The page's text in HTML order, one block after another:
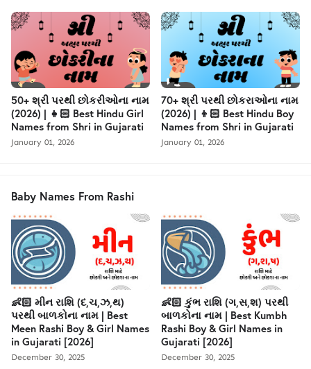
50+ શ્રી પરથી છોકરીઓના નામ
(2026) | 👧🏻 Best Hindu Girl
Names from Shri in Gujarati
January 01, 2026
70+ શ્રી પરથી છોકરાઓના નામ
(2026) | 👦🏻 Best Hindu Boy
Names from Shri in Gujarati
January 01, 2026
Baby Names From Rashi
👶🏻 મીન રાશિ (દ,ચ,ઝ,થ)
પરથી બાળકોના નામ | Best
Meen Rashi Boy & Girl Names
in Gujarati [2026]
December 30, 2025
👶🏻 કુંભ રાશિ (ગ,સ,શ) પરથી
બાળકોના નામ | Best Kumbh
Rashi Boy & Girl Names in
Gujarati [2026]
December 30, 2025